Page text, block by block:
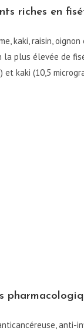
riches en
kaki, raisin,
plus élevée de
et kaki (10,5
anti-